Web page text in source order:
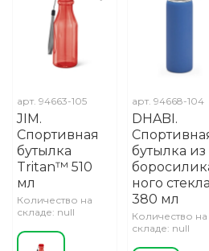
арт. 94663-105
JIM.
Спортивная
бутылка
Tritan™ 510
мл
Количество на
складе: null
арт.94668-104
DHABI.
бутылка из
ного стекла
380 мл
Количество на
складе: null